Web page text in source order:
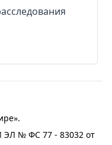
ЭЛ № ФС 77 - 83032 от